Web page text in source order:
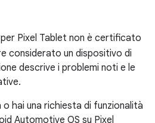
Pixel Tablet non è certificato
considerato un dispositivo di
descrive i problemi noti e le
hai una richiesta di funzionalità
Automotive OS su Pixel